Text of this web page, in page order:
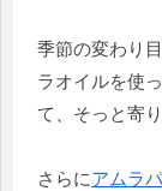
季節の変わり
ラオイルを使
て、そっと寄
さらにアムラ